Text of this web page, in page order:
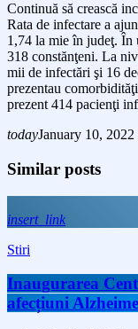
Continuă să crească
Rata de infectare a
1,74 la mie în judeţ.
318 constănţeni. La
mii de infectări şi 16
prezentau
prezent 414 pacienţi
todayJanuary 10, 2022
Similar posts
insert_link
Stiri
Inaugurarea
afecțiuni